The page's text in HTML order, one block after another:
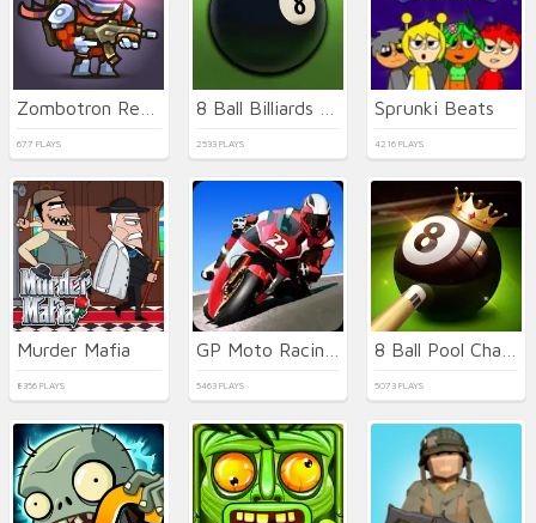
677 PLAYS 2533 PLAYS
Sprunki Beats
4216 PLAYS
Murder Mafia
8356 PLAYS 5463 PLAYS 5073 PLAYS